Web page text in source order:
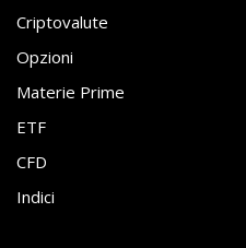
Criptovalute
Opzioni
Materie Prime
ETF
CFD
Indici